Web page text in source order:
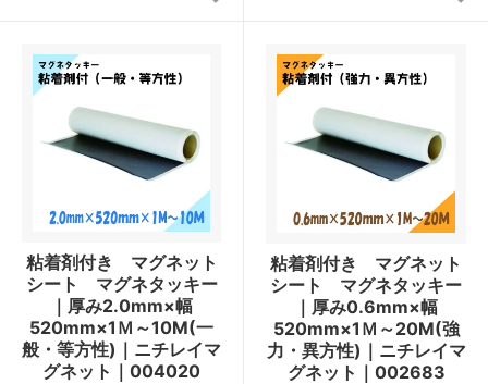
粘着剤付き マグネット
シート マグネタッキー
｜厚み2.0mm×幅
520mm×1Ｍ～10M(一
般・等方性)｜ニチレイマ
グネット｜004020
粘着剤付き マグネット
シート マグネタッキー
｜厚み0.6mm×幅
520mm×1Ｍ～20M(強
力・異方性)｜ニチレイマ
グネット｜002683